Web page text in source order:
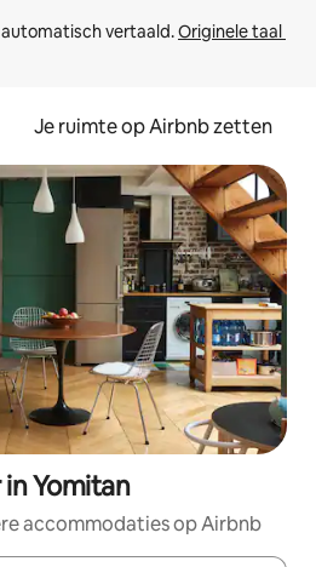
vertaald. Originele taal
Je ruimte op Airbnb zetten
Yomitan
accommodaties op Airbnb